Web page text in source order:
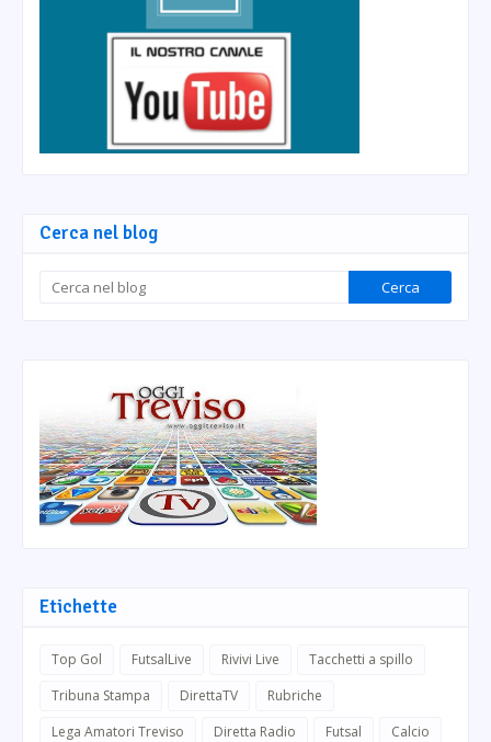
Cerca nel blog
Etichette
Top Gol FutsalLive Rivivi Live
Tacchetti a spillo
Tribuna Stampa
DirettaTV
Rubriche
Lega Amatori Treviso
Diretta Radio Futsal
Calcio